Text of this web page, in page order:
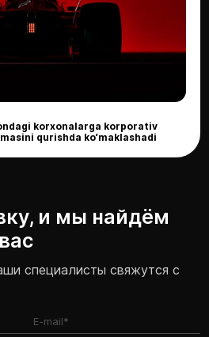
korxonalarga korporativ
qurishda ko‘maklashadi
и мы найдём
специалисты свяжутся с